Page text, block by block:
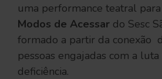
uma performance teatral para
Modos de Acessar do Sesc
formado a partir da conexão
pessoas engajadas com a
deficiência.